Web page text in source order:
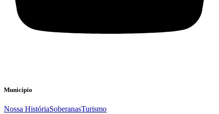
Município
Nossa HistóriaSoberanasTurismo